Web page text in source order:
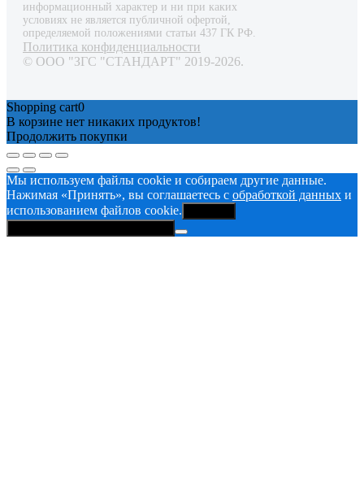
информационный характер и ни при каких
условиях не является публичной офертой,
определяемой положениями статьи 437 ГК РФ.
Политика конфиденциальности
© ООО "ЗГС "СТАНДАРТ" 2019-2026.
Shopping cart0
В корзине нет никаких продуктов!
Продолжить покупки
Мы используем файлы cookie и собираем другие данные.
Нажимая «Принять», вы соглашаетесь с обработкой данных и
использованием файлов cookie.